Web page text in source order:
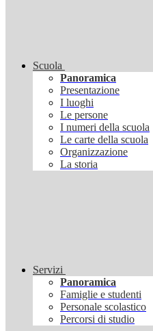
Scuola
Panoramica
Presentazione
I luoghi
Le persone
I numeri della scuola
Le carte della scuola
Organizzazione
La storia
Servizi
Panoramica
Famiglie e studenti
Personale scolastico
Percorsi di studio